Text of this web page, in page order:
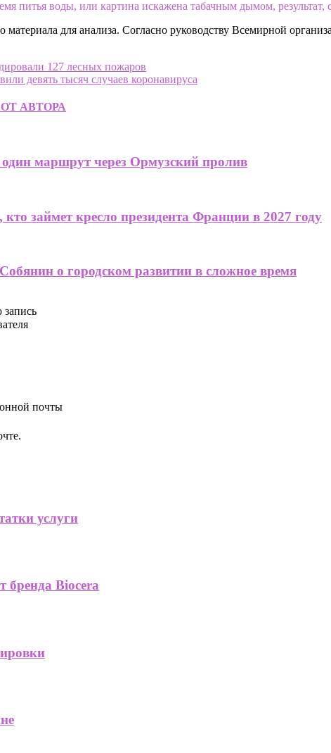
питья воды, или картина искажена табачным дымом,
для анализа. Согласно руководству Всемирной
127 лесных пожаров
девять тысяч случаев коронавируса
АВТОРА
маршрут через Ормузский пролив
займет кресло президента Франции в 2027 году
о городском развитии в сложное время
почты
услуги
бренда Biocera